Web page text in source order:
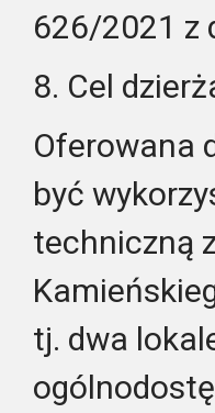
626/2021 z
8. Cel
Oferowana
być
techniczną
tj. dwa